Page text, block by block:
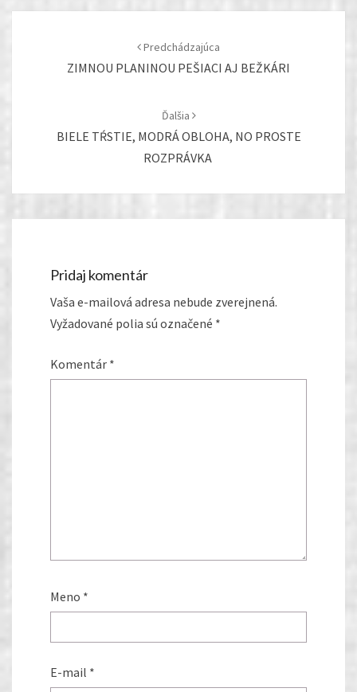
Predchádzajúca
ZIMNOU PLANINOU PEŠIACI AJ BEŽKÁRI
Ďalšia
BIELE TŔSTIE, MODRÁ OBLOHA, NO PROSTE
ROZPRÁVKA
Pridaj komentár
Vaša e-mailová adresa nebude zverejnená.
Vyžadované polia sú označené *
Komentár *
Meno *
E-mail *